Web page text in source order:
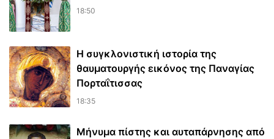
18:50
Η συγκλονιστική ιστορία της
θαυματουργής εικόνος της Παναγίας
Πορταΐτισσας
18:35
Μήνυμα πίστης και αυταπάρνησης από